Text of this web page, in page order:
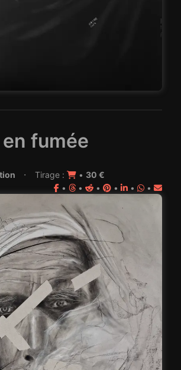
fumée
· Tirage : • 30 €
•
• • • • •